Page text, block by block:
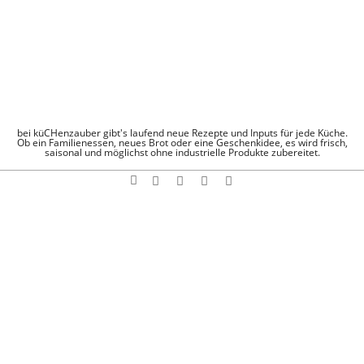
bei küCHenzauber gibt's laufend neue Rezepte und Inputs für jede Küche.
Ob ein Familienessen, neues Brot oder eine Geschenkidee, es wird frisch,
saisonal und möglichst ohne industrielle Produkte zubereitet.
Search